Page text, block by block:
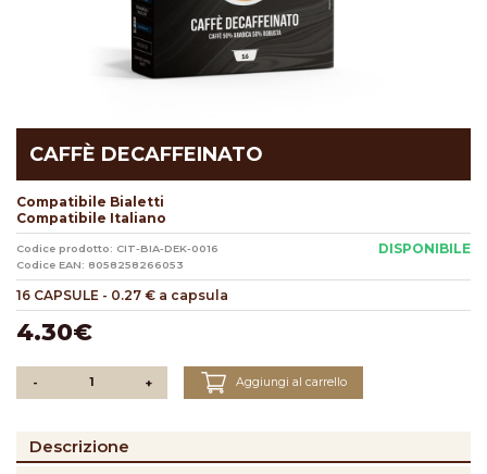
CAFFÈ DECAFFEINATO
Compatibile Bialetti
Compatibile Italiano
Codice prodotto: CIT-BIA-DEK-0016
Codice EAN: 8058258266053
DISPONIBILE
16 CAPSULE - 0.27 € a capsula
4.30€
- + Aggiungi al carrello
Descrizione